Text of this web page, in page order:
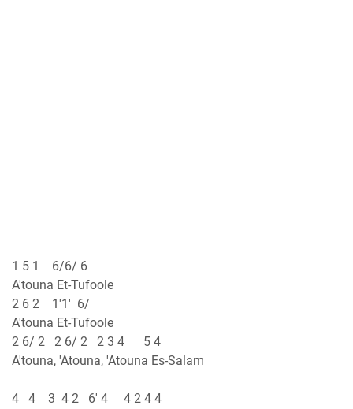
1 5 1 6/6/ 6
A'touna Et-Tufoole
2 6 2 1'1' 6/
A'touna Et-Tufoole
2 6/ 2 2 6/ 2 2 3 4 5 4
A'touna, 'Atouna, 'Atouna Es-Salam
4 4 3 4 2 6' 4 4 2 4 4